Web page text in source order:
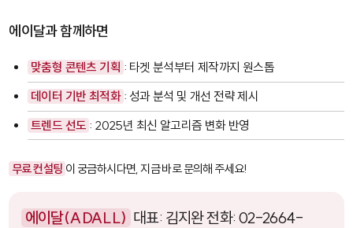
에이달과 함께하면
맞춤형 콘텐츠 기획 : 타겟 분석부터 제작까지 원스톱
데이터 기반 최적화 : 성과 분석 및 개선 전략 제시
트렌드 선도 : 2025년 최신 알고리즘 변화 반영
무료 컨설팅 이 궁금하시다면, 지금 바로 문의해 주세요!
에이달(ADALL) 대표: 김지완 전화: 02-2664-